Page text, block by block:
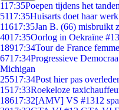
117:35Poepen tijdens het
5117:35Huisarts doet haar
11617:35Jan B. (66) misbruikt
4017:35Oorlog in Oekraïne
18917:34Tour de France
6717:34Progressieve
Michigan
25517:34Post hier pas
1517:33Roekeloze
18617:32[AMV] VS #1312